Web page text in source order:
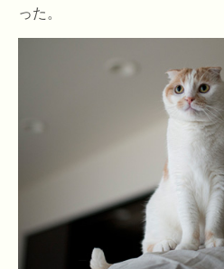
った。